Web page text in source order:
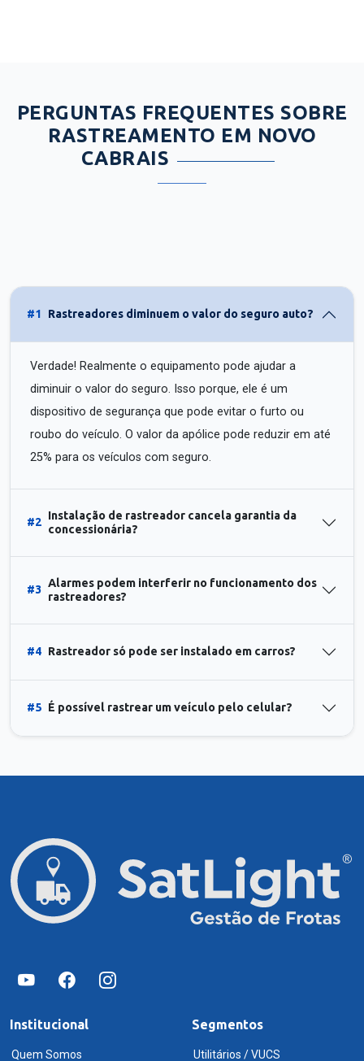
PERGUNTAS FREQUENTES SOBRE
RASTREAMENTO EM NOVO
CABRAIS
#1 Rastreadores diminuem o valor do seguro auto?
Verdade! Realmente o equipamento pode ajudar a
diminuir o valor do seguro. Isso porque, ele é um
dispositivo de segurança que pode evitar o furto ou
roubo do veículo. O valor da apólice pode reduzir em até
25% para os veículos com seguro.
#2
Instalação de rastreador cancela garantia da
concessionária?
#3
Alarmes podem interferir no funcionamento dos
rastreadores?
#4 Rastreador só pode ser instalado em carros?
#5 É possível rastrear um veículo pelo celular?
Institucional
Quem Somos
Segmentos
Utilitários / VUCS